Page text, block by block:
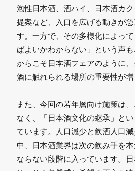
泡性日本酒、酒ハイ、日本酒カ
提案など、入口を広げる動きが
す。一方で、その多様化によっ
ばよいかわからない」という声
からこそ日本酒フェアのように
酒に触れられる場所の重要性が増
また、今回の若年層向け施策は
なく、「日本酒文化の継承」と
ています。人口減少と飲酒人口
中、日本酒業界は次の飲み手を
ならない段階に入っています。